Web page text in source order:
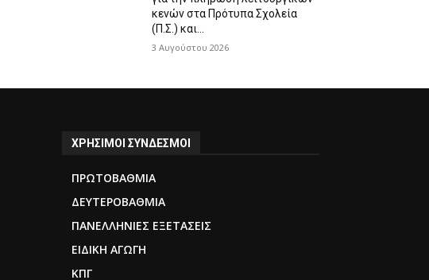
κενών στα Πρότυπα Σχολεία
(Π.Σ.) και...
3 Αυγούστου 2026
ΧΡΗΣΙΜΟΙ ΣΥΝΔΕΣΜΟΙ
ΠΡΩΤΟΒΑΘΜΙΑ
ΔΕΥΤΕΡΟΒΑΘΜΙΑ
ΠΑΝΕΛΛΗΝΙΕΣ ΕΞΕΤΑΣΕΙΣ
ΕΙΔΙΚΗ ΑΓΩΓΗ
ΚΠΓ